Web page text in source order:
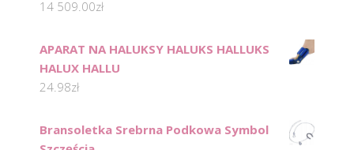
14 509.00zł
APARAT NA HALUKSY HALUKS HALLUKS
HALUX HALLU
24.98zł
Bransoletka Srebrna Podkowa Symbol